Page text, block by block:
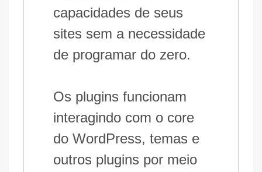
capacidades de seus
sites sem a necessidade
de programar do zero.
Os plugins funcionam
interagindo com o core
do WordPress, temas e
outros plugins por meio